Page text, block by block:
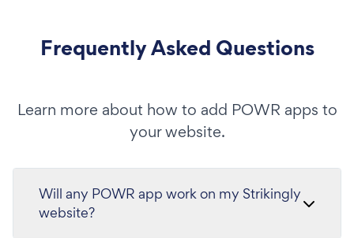
Frequently Asked Questions
Learn more about how to add POWR apps to
your website.
Will any POWR app work on my Strikingly
website?